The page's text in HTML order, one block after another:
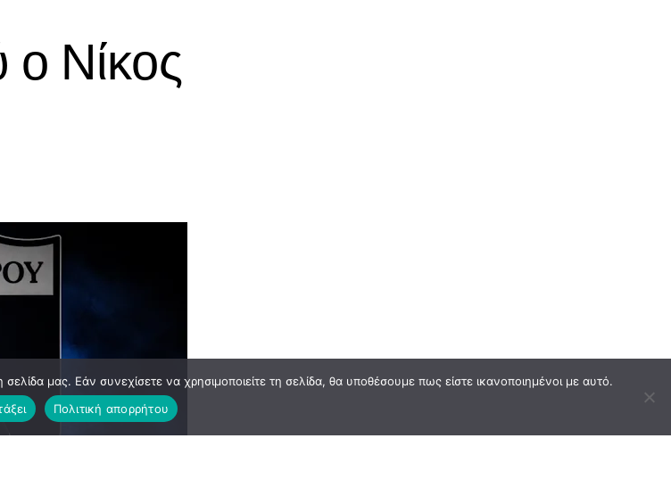
Νίκος
μας. Εάν συνεχίσετε να χρησιμοποιείτε τη σελίδα, θα υποθέσουμε πως είστε ικανοποιημένοι με αυτό.
Πολιτική απορρήτου